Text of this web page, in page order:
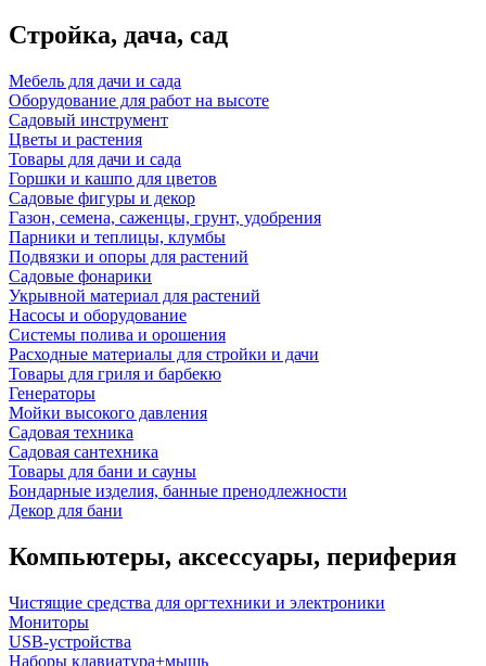
Стройка, дача, сад
Мебель для дачи и сада
Оборудование для работ на высоте
Садовый инструмент
Цветы и растения
Товары для дачи и сада
Горшки и кашпо для цветов
Садовые фигуры и декор
Газон, семена, саженцы, грунт, удобрения
Парники и теплицы, клумбы
Подвязки и опоры для растений
Садовые фонарики
Укрывной материал для растений
Насосы и оборудование
Системы полива и орошения
Расходные материалы для стройки и дачи
Товары для гриля и барбекю
Генераторы
Мойки высокого давления
Садовая техника
Садовая сантехника
Товары для бани и сауны
Бондарные изделия, банные пренодлежности
Декор для бани
Компьютеры, аксессуары, периферия
Чистящие средства для оргтехники и электроники
Мониторы
USB-устройства
Наборы клавиатура+мышь